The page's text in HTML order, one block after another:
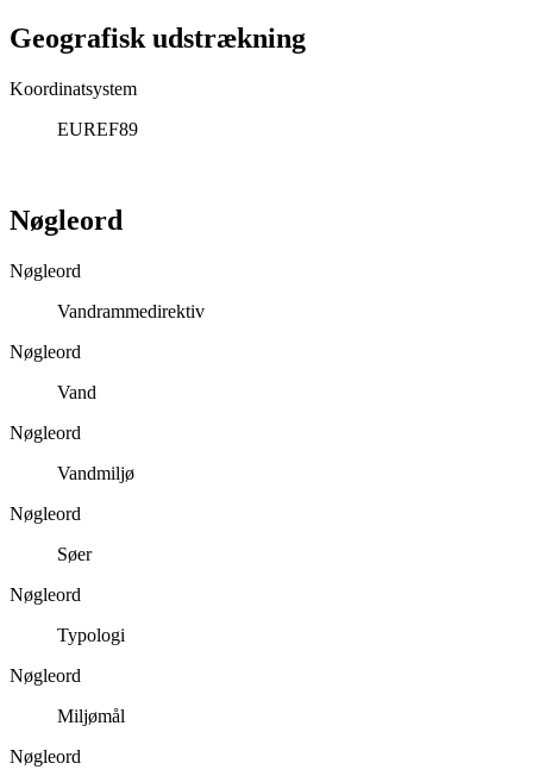
Geografisk udstrækning
Koordinatsystem
EUREF89
Nøgleord
Nøgleord
Vandrammedirektiv
Nøgleord
Vand
Nøgleord
Vandmiljø
Nøgleord
Søer
Nøgleord
Typologi
Nøgleord
Miljømål
Nøgleord